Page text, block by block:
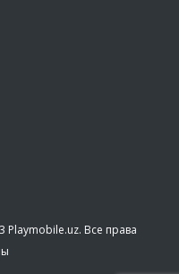
Playmobile.uz. Все права